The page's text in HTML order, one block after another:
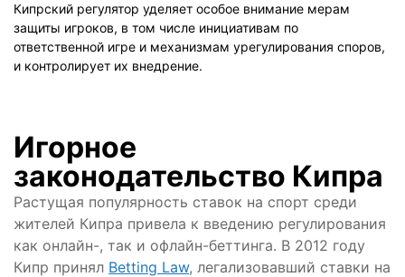
Кипрский регулятор уделяет особое внимание мерам
защиты игроков, в том числе инициативам по
ответственной игре и механизмам урегулирования споров,
и контролирует их внедрение.
Игорное
законодательство Кипра
Растущая популярность ставок на спорт среди
жителей Кипра привела к введению регулирования
как онлайн-, так и офлайн-беттинга. В 2012 году
Кипр принял Betting Law, легализовавший ставки на